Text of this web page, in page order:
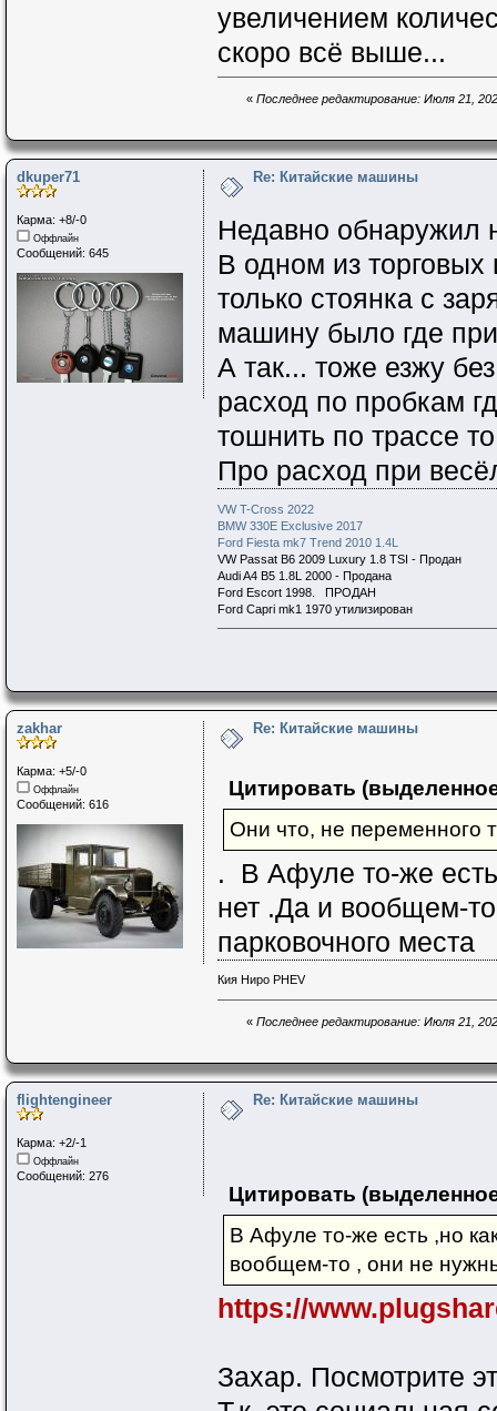
увеличением
скоро всё выше...
« Последнее редактирование: Июля 21,
dkuper71
Карма: +8/-0
Оффлайн
Сообщений: 645
Re: Китайские машины
Недавно обнаружил
В одном из
только стоянка с
машину было где
А так... тоже езжу
расход по пробкам
тошнить по трассе
Про расход при
VW T-Cross 2022
BMW 330E Exclusive 2017
Ford Fiesta mk7 Trend 2010 1.4L
VW Passat B6 2009 Luxury 1.8 TSI - Продан
Audi A4 B5 1.8L 2000 - Продана
Ford Escort 1998. ПРОДАН
Ford Capri mk1 1970 утилизирован
zakhar
Карма: +5/-0
Оффлайн
Сообщений: 616
Re: Китайские машины
Цитировать
Они что, не переменного
. В Афуле то-же
нет .Да и вообщем-
парковочного места
Кия Ниро PHEV
« Последнее редактирование: Июля 21,
flightengineer
Карма: +2/-1
Оффлайн
Сообщений: 276
Re: Китайские машины
Цитировать
В Афуле то-же есть ,но
вообщем-то , они не
https://
Захар. Посмотрите